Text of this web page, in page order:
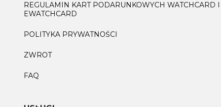
REGULAMIN KART PODARUNKOWYCH WATCHCARD I
EWATCHCARD
POLITYKA PRYWATNOŚCI
ZWROT
FAQ